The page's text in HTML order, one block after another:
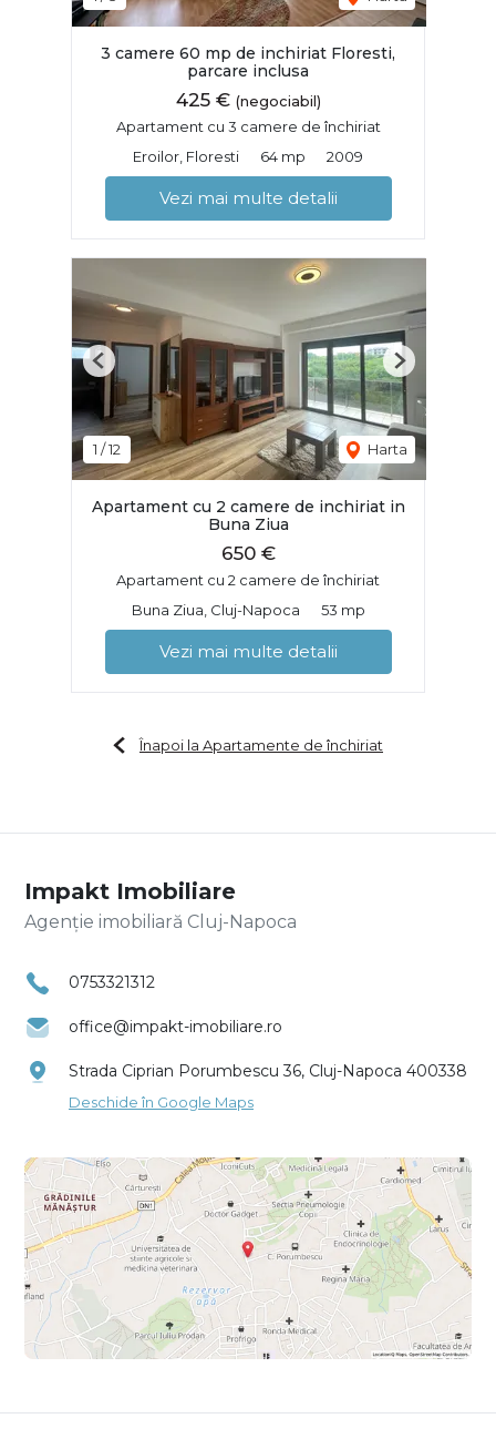
3 camere 60 mp de inchiriat Floresti,
parcare inclusa
425 € (negociabil)
Apartament cu 3 camere de închiriat
Eroilor, Floresti
64 mp 2009
Vezi mai multe detalii
1 /12 Harta
Previous Next
Apartament cu 2 camere de inchiriat in
Buna Ziua
650 €
Apartament cu 2 camere de închiriat
Buna Ziua, Cluj-Napoca
53 mp
Vezi mai multe detalii
Înapoi la Apartamente de închiriat
Impakt Imobiliare
Agenție imobiliară Cluj-Napoca
0753321312
office@impakt-imobiliare.ro
Strada Ciprian Porumbescu 36, Cluj-Napoca 400338
Deschide în Google Maps